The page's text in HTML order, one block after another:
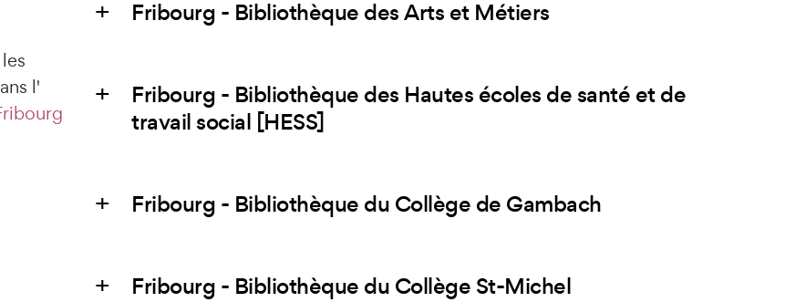
l'
Fribourg - Bibliothèque des Arts et Métiers
Fribourg - Bibliothèque des Hautes écoles de santé et de
travail social [HESS]
Fribourg - Bibliothèque du Collège de Gambach
Fribourg - Bibliothèque du Collège St-Michel